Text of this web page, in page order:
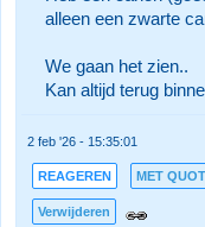
alleen een zwarte
We gaan het zien..
Kan altijd terug
2 feb '26 - 15:35:01
REAGEREN MET
Verwijderen